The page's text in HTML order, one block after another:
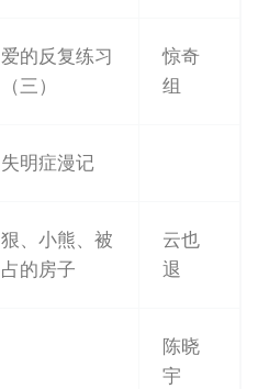
爱的反复练习
（三）
惊奇
组
失明症漫记
狠、小熊、被
占的房子
云也
退
陈晓
宇